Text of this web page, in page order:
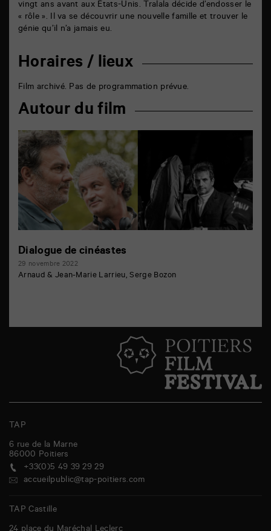
vingt ans avant aux États-Unis. Tralala décide d’endosser le
« rôle ». Il va se découvrir une nouvelle famille et trouver le
génie qu’il n’a jamais eu.
Horaires / lieux
Film archivé. Pas de programmation prévue.
Autour du film
Dialogue de cinéastes
29 novembre 2022
Arnaud & Jean-Marie Larrieu, Serge Bozon
TAP
6 rue de la Marne
86000 Poitiers
+33(0)5 49 39 29 29
accueilpublic@tap-poitiers.com
TAP Castille